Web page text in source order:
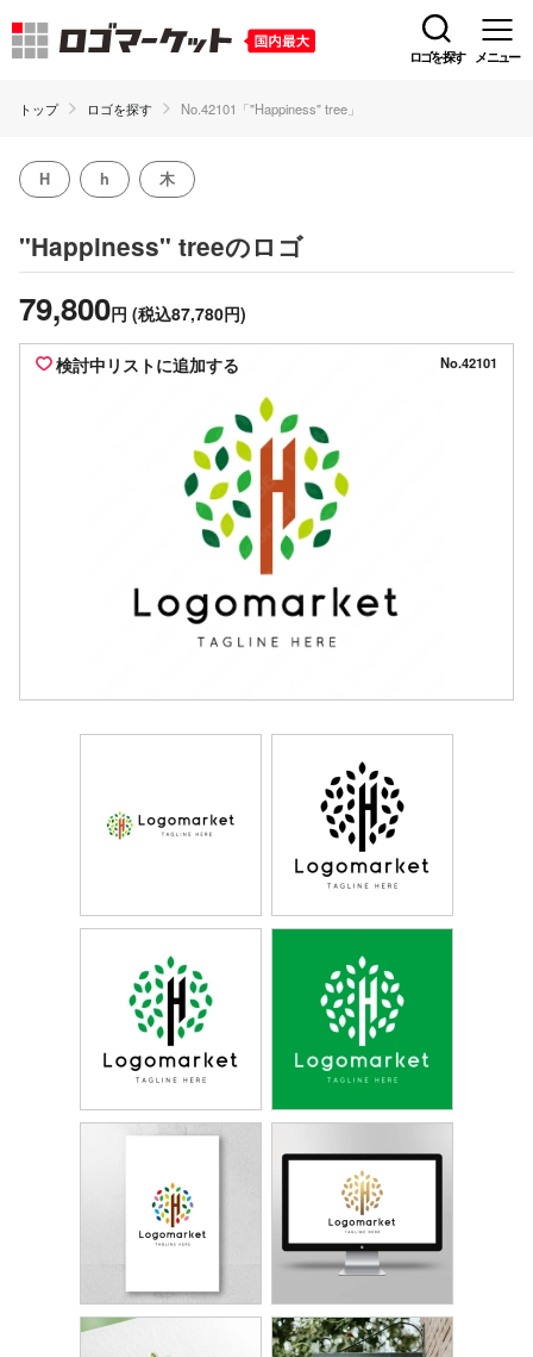
ロゴを探す メニュー
トップ ロゴを探す No.42101「"Happiness" tree」
H h 木
"Happiness" treeのロゴ
79,800円 (税込87,780円)
検討中リストに追加する No.42101